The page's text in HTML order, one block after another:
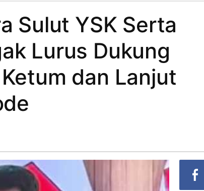
Sulut YSK Serta
Lurus Dukung
dan Lanjut